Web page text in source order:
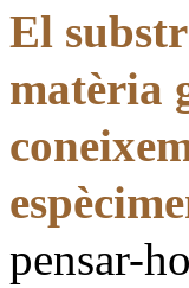
El
matèria
pensar-